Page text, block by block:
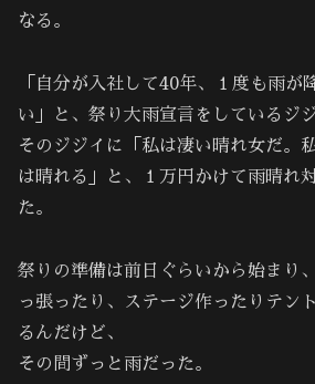
なる。
「自分が入社して40年、１度も雨が
い」と、祭り大雨宣言をしているジ
そのジジイに「私は凄い晴れ女だ。
は晴れる」と、１万円かけて雨晴れ
た。
祭りの準備は前日ぐらいから始まり
っ張ったり、ステージ作ったりテン
るんだけど、
その間ずっと雨だった。